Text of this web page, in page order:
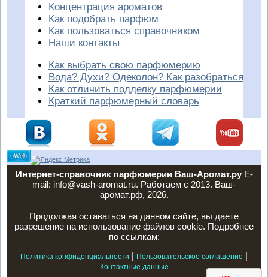
Концентрация ароматов
Как подобрать парфюм
Как пользоваться справочником
Наши контакты
Как выбрать свою парфюмерию
Вода? Духи? Одеколон? Как разобраться
Как отличить подделку парфюмерии
Краткий парфюмерный словарь
Интернет-справочник парфюмерии Ваш-Аромат.руE-
mail: info@vash-aromat.ru. Работаем с 2013. Ваш-
аромат.рф, 2026.
Продолжая оставаться на данном сайте, вы даете
разрешение на использование файлов cookie. Подробнее
по ссылкам:
Политика конфиденциальности | Пользовательское соглашение |
Контактные данные